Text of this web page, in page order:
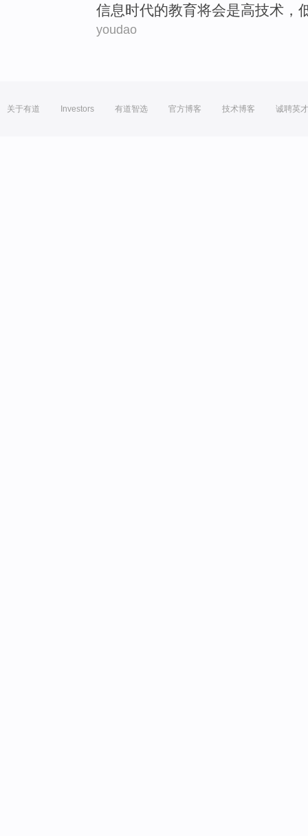
信息时代的教育将会是高技术 ，
youdao
关于有道 Investors 有道智选 官方博客 技术博客 诚聘英才